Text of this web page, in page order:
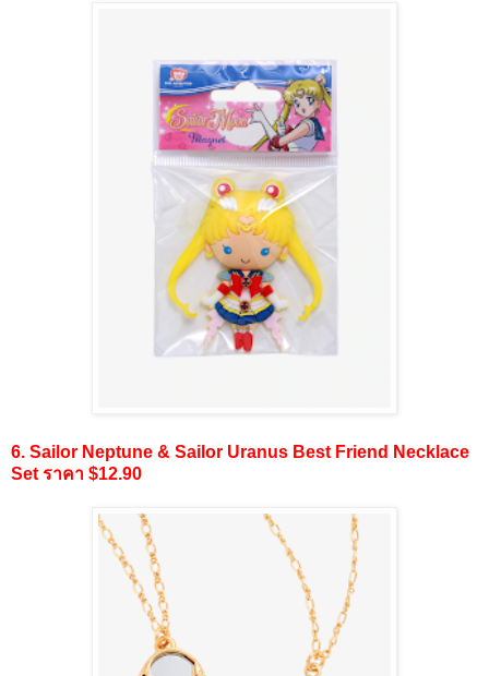
6. Sailor Neptune & Sailor Uranus Best Friend Necklace
Set ราคา $12.90